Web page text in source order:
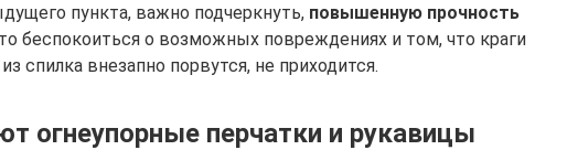
пункта, важно подчеркнуть, повышенную прочность
беспокоиться о возможных повреждениях и том, что краги
из спилка внезапно порвутся, не приходится.
огнеупорные перчатки и рукавицы